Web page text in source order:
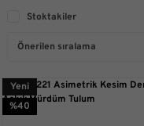
Stoktakiler
Yeni
%40